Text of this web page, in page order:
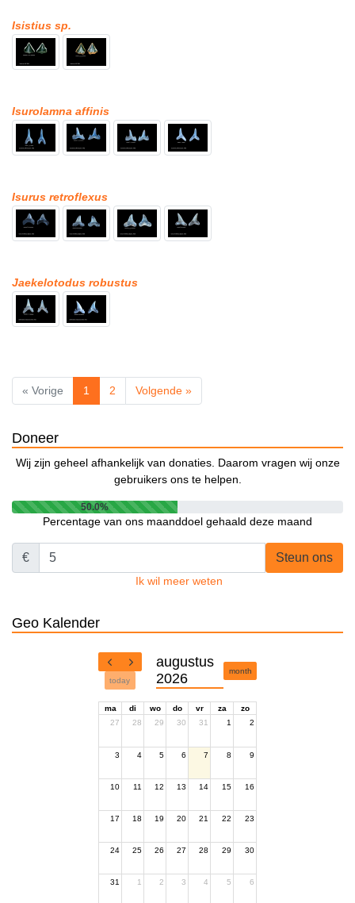
Isistius sp.
Isurolamna affinis
Isurus retroflexus
Jaekelotodus robustus
« Vorige 1 2 Volgende »
Doneer
Wij zijn geheel afhankelijk van donaties. Daarom vragen wij onze
gebruikers ons te helpen.
50.0%
Percentage van ons maanddoel gehaald deze maand
€ Steun ons
Ik wil meer weten
Geo Kalender
today
augustus
2026
month
ma di wo do vr za
zo
27
28 29 30 31 1 2
3 4 5 6 7 8 9
10 11 12 13 14 15 16
17 18 19 20 21 22 23
24 25 26 27 28 29 30
31 1 2 3 4 5 6